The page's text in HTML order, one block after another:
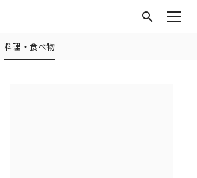
search
料理・食べ物